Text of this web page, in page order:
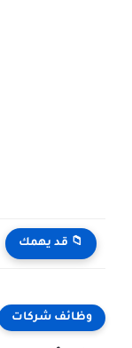
📁 قد يهمك
وظائف شركات